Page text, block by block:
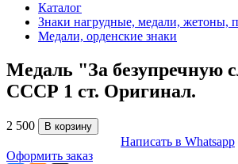
Каталог
Знаки нагрудные, медали, жетоны,
Медали, орденские знаки
Медаль "За безупречную
СССР 1 ст. Оригинал.
2 500 В корзину
Написать в Whatsapp
Оформить заказ